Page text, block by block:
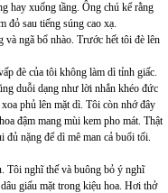
hay xuống tầng. Ông chú kể rằng
đỏ sau tiếng súng cao xạ.
ngã bổ nhào. Trước hết tôi đè lên
đè của tôi không làm dì tỉnh giấc.
duỗi dạng như lời nhắn khéo đức
phủ lên mặt dì. Tôi còn nhớ đây
đậm mang mùi kem pho mát. Thật
nặng để dì mê man cả buổi tối.
Tôi nghĩ thế và buông bỏ ý nghĩ
giấu mặt trong kiệu hoa. Hơi thở